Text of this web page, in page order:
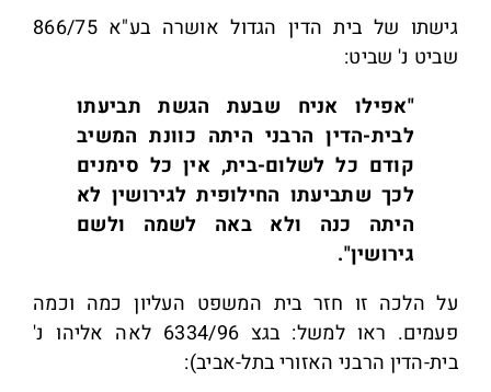
גישתו של בית הדין הגדול אושרה בע"א 866/75
שביט נ' שביט:
"אפילו אניח שבעת הגשת תביעתו
לבית-הדין הרבני היתה כוונת המשיב
קודם כל לשלום-בית, אין כל סימנים
לכך שתביעתו החילופית לגירושין לא
היתה כנה ולא באה לשמה ולשם
גירושין".
על הלכה זו חזר בית המשפט העליון כמה וכמה
פעמים. ראו למשל: בגצ 6334/96 לאה אליהו נ'
בית-הדין הרבני האזורי בתל-אביב):